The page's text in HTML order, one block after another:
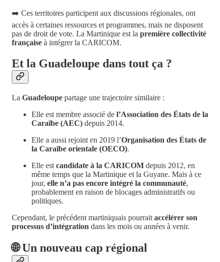
➡️ Ces territoires participent aux discussions régionales, ont
accès à certaines ressources et programmes, mais ne disposent
pas de droit de vote. La Martinique est la première collectivité
française à intégrer la CARICOM.
Et la Guadeloupe dans tout ça ?
La Guadeloupe partage une trajectoire similaire :
Elle est membre associé de l’Association des États de la
Caraïbe (AEC) depuis 2014.
Elle a aussi rejoint en 2019 l’Organisation des États de
la Caraïbe orientale (OECO).
Elle est candidate à la CARICOM depuis 2012, en
même temps que la Martinique et la Guyane. Mais à ce
jour, elle n’a pas encore intégré la communauté,
probablement en raison de blocages administratifs ou
politiques.
Cependant, le précédent martiniquais pourrait accélérer son
processus d’intégration dans les mois ou années à venir.
🌐 Un nouveau cap régional